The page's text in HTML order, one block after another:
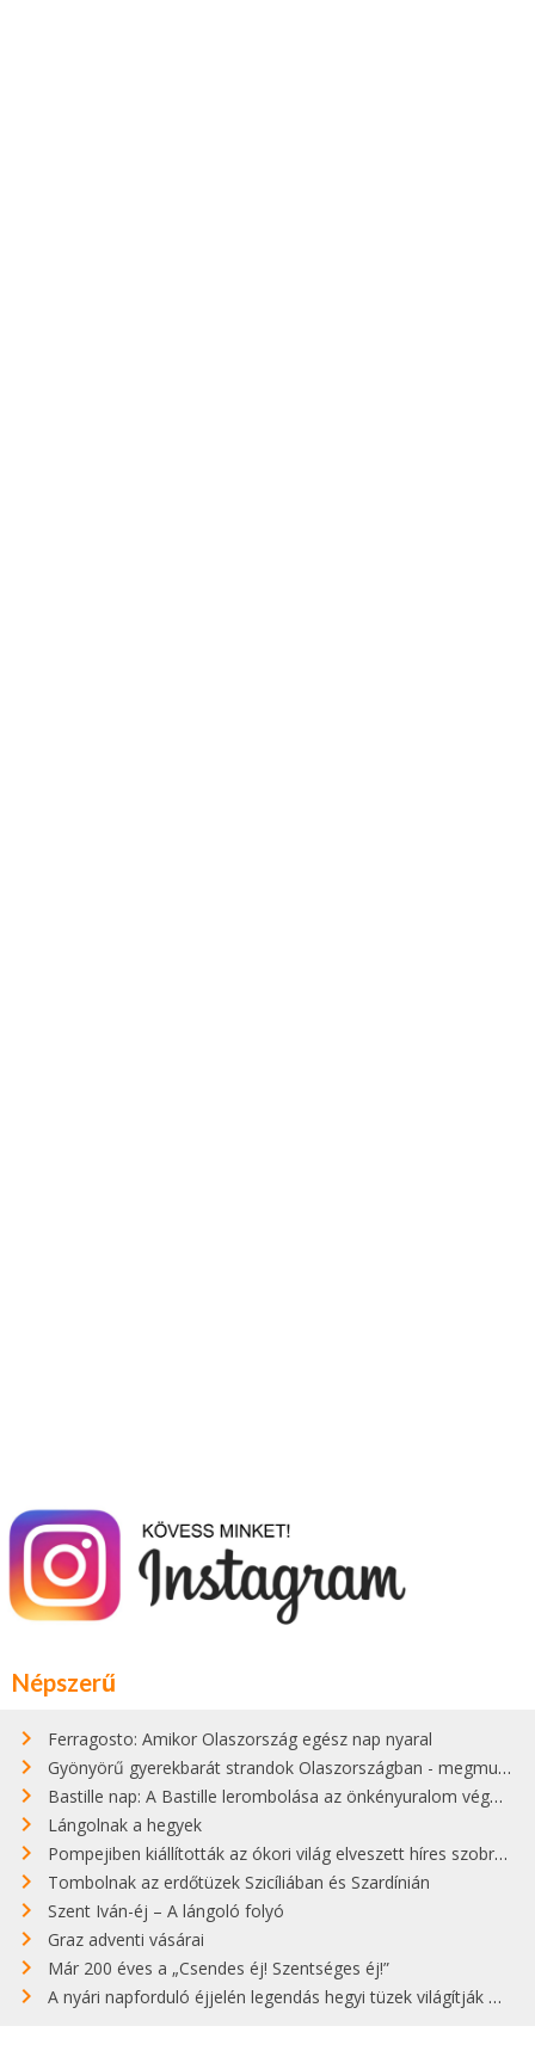
Népszerű
Ferragosto: Amikor Olaszország egész nap nyaral
Gyönyörű gyerekbarát strandok Olaszországban - megmutatjuk a 15 legjobbat
Bastille nap: A Bastille lerombolása az önkényuralom végét jelentette
Lángolnak a hegyek
Pompejiben kiállították az ókori világ elveszett híres szobrának másolatát
Tombolnak az erdőtüzek Szicíliában és Szardínián
Szent Iván-éj – A lángoló folyó
Graz adventi vásárai
Már 200 éves a „Csendes éj! Szentséges éj!”
A nyári napforduló éjjelén legendás hegyi tüzek világítják meg Zugspitzét